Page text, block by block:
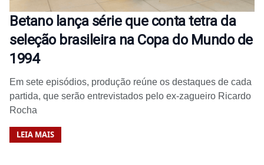
Betano lança série que conta tetra da
seleção brasileira na Copa do Mundo de
1994
Em sete episódios, produção reúne os destaques de cada
partida, que serão entrevistados pelo ex-zagueiro Ricardo
Rocha
LEIA MAIS